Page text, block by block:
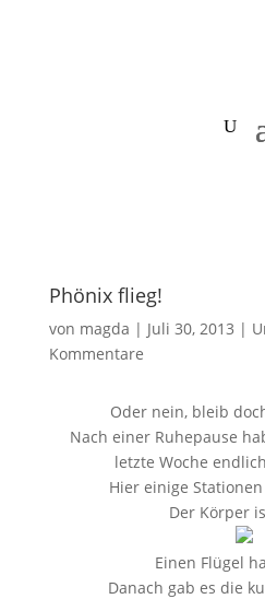
Phönix flieg!
von magda | Juli 30, 2013 |
Kommentare
Oder nein, bleib
Nach einer Ruhepause
letzte Woche
Hier einige
Der Körper
Einen Flügel
Danach gab es die